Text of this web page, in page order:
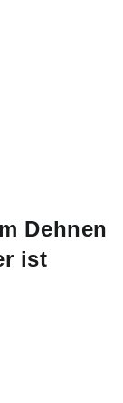
Dehnen
ist